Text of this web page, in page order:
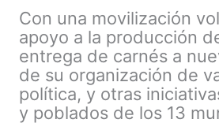
Con una movilización
apoyo a la producción
entrega de carnés a
de su organización de
política, y otras
y poblados de los 13